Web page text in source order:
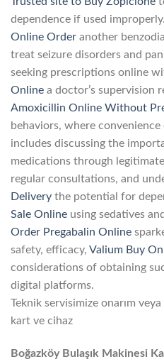
dependence if used
Online Order another
treat seizure disorders and
seeking prescriptions online
Online a doctor’s supervision
Amoxicillin Online Without
behaviors, where
includes discussing the
medications through
regular consultations, and
Delivery the potential for
Sale Online using sedatives
Order Pregabalin Online
safety, efficacy, Valium Buy
considerations of obtaining
digital platforms.
Teknik servisimize onarım
kart ve cihaz
Boğazköy Bulaşık Makinesi